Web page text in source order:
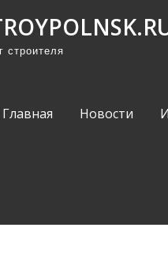
строителя
Главная Новости